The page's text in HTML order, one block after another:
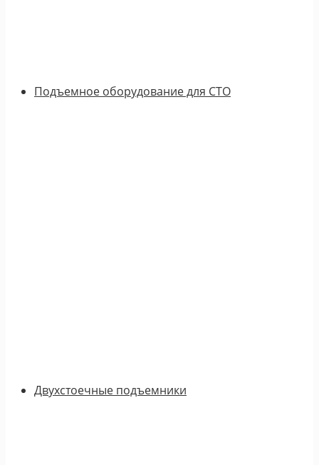
Подъемное оборудование для СТО
Двухстоечные подъемники